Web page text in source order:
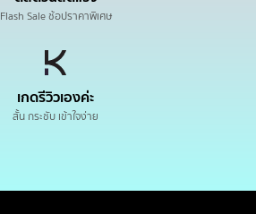
Flash Sale ช้อปราคาพิเศษ
เกดรีวิวเองค่ะ
สั้น กระชับ เข้าใจง่าย